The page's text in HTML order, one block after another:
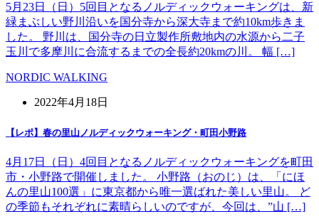
5月23日（日）5回目となるノルディックウォーキングは、新
緑まぶしい野川沿いを国分寺から深大寺まで約10km歩きま
した。 野川は、国分寺の日立製作所敷地内の水源から二子
玉川で多摩川に合流するまでの全長約20kmの川。 幅 […]
NORDIC WALKING
2022年4月18日
【レポ】春の里山ノルディックウォーキング・町田小野路
4月17日（日）4回目となるノルディックウォーキングを町田
市・小野路で開催しました。 小野路（おのじ）は、「にほ
んの里山100選」に東京都から唯一選ばれた美しい里山。 ど
の季節もそれぞれに素晴らしいのですが、今回は、”山 […]